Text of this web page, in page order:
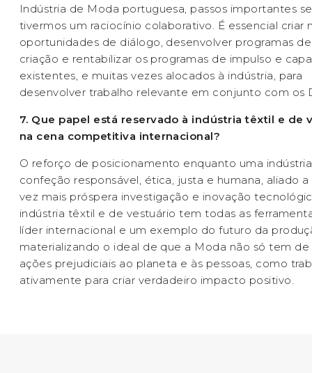
Indústria de Moda portuguesa, passos importantes
tivermos um raciocínio colaborativo. É essencial criar
oportunidades de diálogo, desenvolver programas
criação e rentabilizar os programas de impulso e
existentes, e muitas vezes alocados à indústria, para
desenvolver trabalho relevante em conjunto com os
7. Que papel está reservado à indústria têxtil e de
na cena competitiva internacional?
O reforço de posicionamento enquanto uma
confeção responsável, ética, justa e humana, aliado
vez mais próspera investigação e inovação
indústria têxtil e de vestuário tem todas as
líder internacional e um exemplo do futuro da
materializando o ideal de que a Moda não só tem de
ações prejudiciais ao planeta e às pessoas, como
ativamente para criar verdadeiro impacto positivo.